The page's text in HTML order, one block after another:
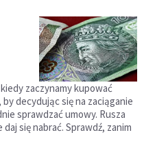
zaczynamy kupować
decydując się na zaciąganie
sprawdzać umowy. Rusza
się nabrać. Sprawdź, zanim